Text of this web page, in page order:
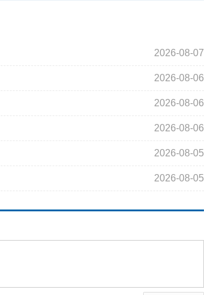
2026-08-07
2026-08-06
2026-08-06
2026-08-06
2026-08-05
2026-08-05